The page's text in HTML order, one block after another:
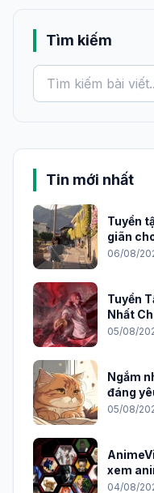
Tìm kiếm
Tin mới nhất
Tuyển
giãn
06/08/
Tuyển
Nhất
05/08/
Ngắm
đáng
05/08/
xem
04/08/